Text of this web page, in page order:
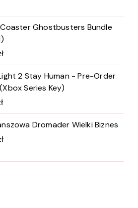
Ghostbusters Bundle
2 Stay Human - Pre-Order
Series Key)
Dromader Wielki Biznes